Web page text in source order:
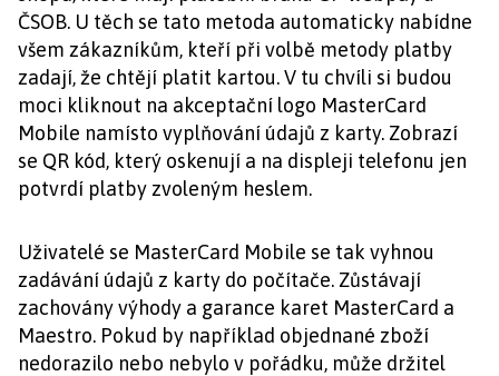
ČSOB. U těch se tato metoda automaticky nabídne
všem zákazníkům, kteří při volbě metody platby
zadají, že chtějí platit kartou. V tu chvíli si budou
moci kliknout na akceptační logo MasterCard
Mobile namísto vyplňování údajů z karty. Zobrazí
se QR kód, který oskenují a na displeji telefonu jen
potvrdí platby zvoleným heslem.
Uživatelé se MasterCard Mobile se tak vyhnou
zadávání údajů z karty do počítače. Zůstávají
zachovány výhody a garance karet MasterCard a
Maestro. Pokud by například objednané zboží
nedorazilo nebo nebylo v pořádku, může držitel